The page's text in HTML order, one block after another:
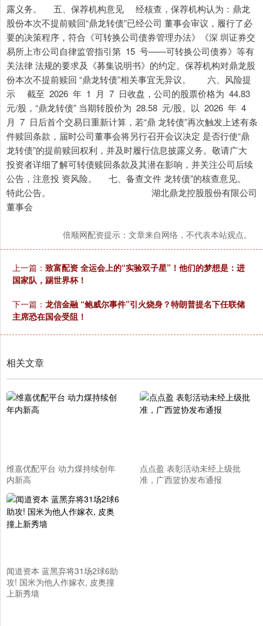
露义务。 五、保荐机构意见 经核查，保荐机构认为：鼎龙
股份本次不提前赎回“鼎龙转债”已经公司 董事会审议，履行了必
要的决策程序，符合《可转换公司债券管理办法》《深 圳证券交
易所上市公司自律监管指引第 15 号——可转换公司债券》等有
关法律 法规的要求及《募集说明书》的约定。保荐机构对鼎龙股
份本次不提前赎回 “鼎龙转债”相关事宜无异议。 六、风险提
示 截至 2026 年 1 月 7 日收盘，公司的股票价格为 44.83
元/股，“鼎龙转债” 当期转股价为 28.58 元/股。以 2026 年 4
月 7 日后首个交易日重新计算，若“鼎 龙转债”再次触发上述有条
件赎回条款，届时公司董事会将另行召开会议决定 是否行使“鼎
龙转债”的提前赎回权利，并及时履行信息披露义务。敬请广大
投资者详细了解可转债赎回条款及其潜在影响，并关注公司后续
公告，注意投 资风险。 七、备查文件 龙转债”的核查意见。
特此公告。 湖北鼎龙控股股份有限公司
董事会
倍顺网配资提示：文章来自网络，不代表本站观点。
上一篇： 致富配资 全运会上的“实验双子星”！他们的梦想是：进
国家队，踢世界杯！
下一篇： 龙信金融 “鲍威尔事件”引火烧身？特朗普提名下任联储
主席恐在国会受阻！
相关文章
维嘉优配平台 动力煤持续创年
内新高
点点盈 表彰活动未经上级批
准，广西篮协发布通报
闻道资本 蓝黑弃将31场2球6助
攻! 国米为他人作嫁衣, 皮奥撞
上新秀墙